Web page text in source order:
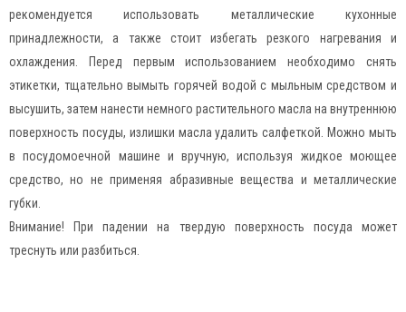
рекомендуется использовать металлические кухонные
принадлежности, а также стоит избегать резкого нагревания и
охлаждения. Перед первым использованием необходимо снять
этикетки, тщательно вымыть горячей водой с мыльным средством и
высушить, затем нанести немного растительного масла на внутреннюю
поверхность посуды, излишки масла удалить салфеткой. Можно мыть
в посудомоечной машине и вручную, используя жидкое моющее
средство, но не применяя абразивные вещества и металлические
губки.
Внимание! При падении на твердую поверхность посуда может
треснуть или разбиться.